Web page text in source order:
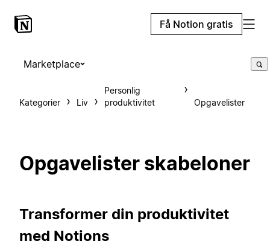
Få Notion gratis
Marketplace
Kategorier Liv
Personlig
produktivitet
Opgavelister
Opgavelister skabeloner
Transformer din produktivitet
med Notions